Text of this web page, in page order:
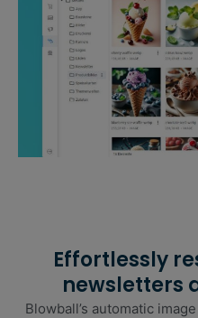
Effortlessly
newsletters
Blowball’s automatic